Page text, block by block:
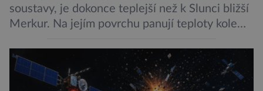
soustavy, je dokonce teplejší než k Slunci bližší
Merkur. Na jejím povrchu panují teploty kolem
hustší než na Zemi a aby toho nebylo málo, z
oblaků se snáší kapky kyseliny sírové. Zkrátka,
není to prostředí, ve kterém by příčetný člověk